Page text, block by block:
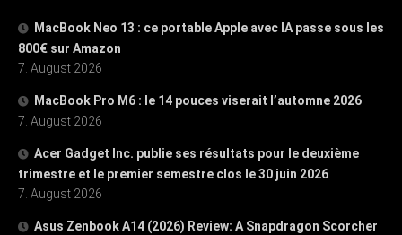
MacBook Neo 13 : ce portable Apple avec IA passe sous les
800€ sur Amazon
7. August 2026
MacBook Pro M6 : le 14 pouces viserait l’automne 2026
7. August 2026
Acer Gadget Inc. publie ses résultats pour le deuxième
trimestre et le premier semestre clos le 30 juin 2026
7. August 2026
Asus Zenbook A14 (2026) Review: A Snapdragon Scorcher